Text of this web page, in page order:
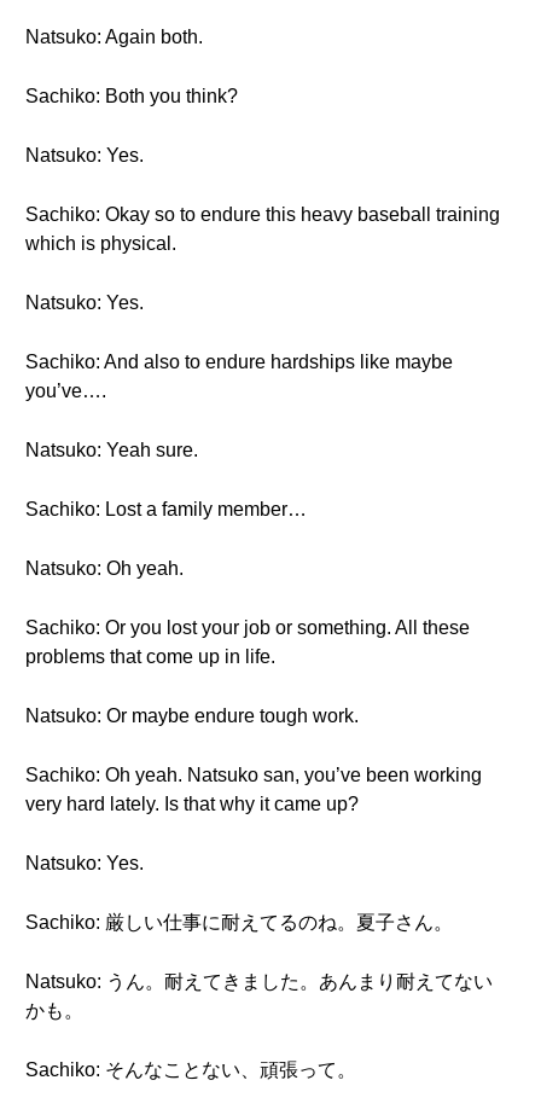
Natsuko: Again both.
Sachiko: Both you think?
Natsuko: Yes.
Sachiko: Okay so to endure this heavy baseball training
which is physical.
Natsuko: Yes.
Sachiko: And also to endure hardships like maybe
you’ve….
Natsuko: Yeah sure.
Sachiko: Lost a family member…
Natsuko: Oh yeah.
Sachiko: Or you lost your job or something. All these
problems that come up in life.
Natsuko: Or maybe endure tough work.
Sachiko: Oh yeah. Natsuko san, you’ve been working
very hard lately. Is that why it came up?
Natsuko: Yes.
Sachiko: 厳しい仕事に耐えてるのね。夏子さん。
Natsuko: うん。耐えてきました。あんまり耐えてない
かも。
Sachiko: そんなことない、頑張って。